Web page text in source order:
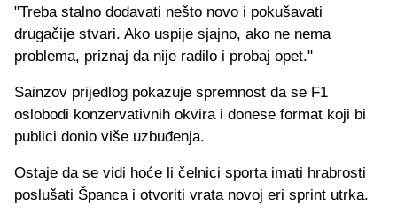
"Treba stalno dodavati nešto novo i pokušavati
drugačije stvari. Ako uspije sjajno, ako ne nema
problema, priznaj da nije radilo i probaj opet."
Sainzov prijedlog pokazuje spremnost da se F1
oslobodi konzervativnih okvira i donese format koji bi
publici donio više uzbuđenja.
Ostaje da se vidi hoće li čelnici sporta imati hrabrosti
poslušati Španca i otvoriti vrata novoj eri sprint utrka.